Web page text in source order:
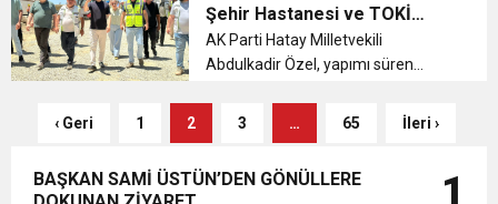
zamanda Arsuz Koordinatörü Nihat
Gizlen, Arsuz Kaymakamlığı
görevine...
Şehir Hastanesi ve TOKİ
Konutlarına Ulaşım
Rahatlayacak”
AK Parti Hatay Milletvekili
Abdulkadir Özel, yapımı süren
konutları bölgesine ulaşımı
bulundu....
‹ Geri 1 2 3 … 65 İleri ›
BAŞKAN SAMİ ÜSTÜN’DEN GÖNÜLLERE
1